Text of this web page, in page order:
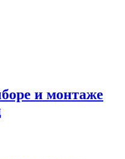
и монтаже